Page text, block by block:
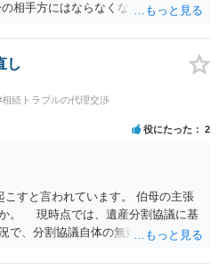
相手方にはならなくなるので（明け
ピーを答弁書に添えて裁判所に提出
請求棄却を求める答弁書を提出すれ
ありません。その日は差支え（用事
十分です。 質問３について 弁護士で
の必要は無いと思います。郵送（期
。 詳細は、書面記載の裁判所書記官
ご参考まで。
し
相続トラブルの代理交渉
役にたった 2
すと言われています。 伯母の主張
。 現時点では、遺産分割協議に基
で、分割協議自体の無効を裁判所が
が、 ・御祖母様の認知能力に関する